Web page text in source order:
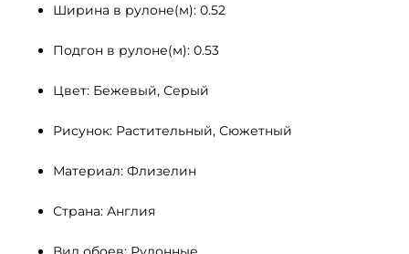
Ширина в рулоне(м): 0.52
Подгон в рулоне(м): 0.53
Цвет: Бежевый, Серый
Рисунок: Растительный, Сюжетный
Материал: Флизелин
Страна: Англия